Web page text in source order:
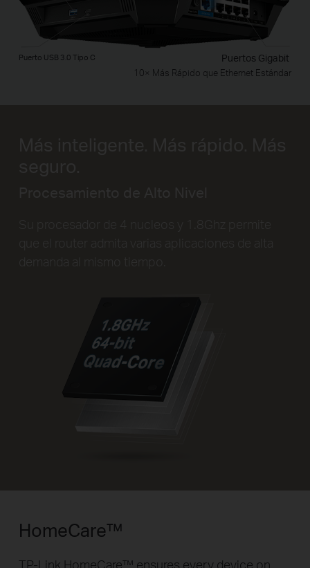
Puerto USB 3.0 Tipo C Puertos Gigabit
10× Más Rápido que Ethernet Estándar
HomeCare™
TP-Link HomeCare™ ensures every device on